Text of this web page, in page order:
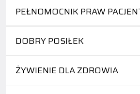
PEŁNOMOCNIK PRAW
DOBRY POSIŁEK
ŻYWIENIE DLA ZDROWIA